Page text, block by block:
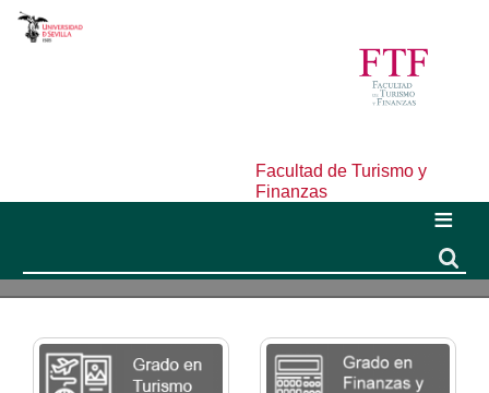
Facultad de Turismo y
Finanzas